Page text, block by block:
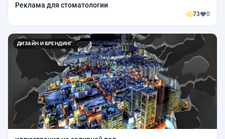
Реклама для стоматологии
73 0
ДИЗАЙН И БРЕНДИНГ